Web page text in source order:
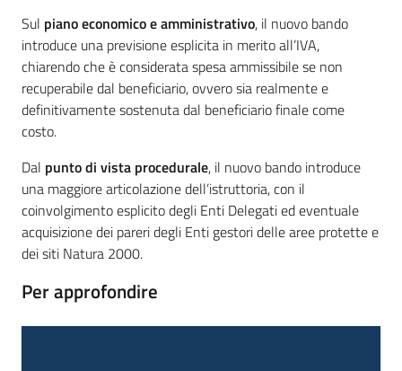
Sul piano economico e amministrativo, il nuovo bando
introduce una previsione esplicita in merito all’IVA,
chiarendo che è considerata spesa ammissibile se non
recuperabile dal beneficiario, ovvero sia realmente e
definitivamente sostenuta dal beneficiario finale come
costo.
Dal punto di vista procedurale, il nuovo bando introduce
una maggiore articolazione dell’istruttoria, con il
coinvolgimento esplicito degli Enti Delegati ed eventuale
acquisizione dei pareri degli Enti gestori delle aree protette e
dei siti Natura 2000.
Per approfondire